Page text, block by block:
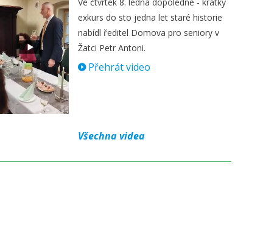
exkurs do sto jedna let staré historie
nabídl ředitel Domova pro seniory v
Žatci Petr Antoni.
Přehrát video
Všechna videa